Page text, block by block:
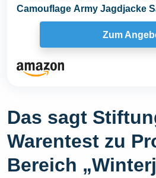
Camouflage Army Jagdjacke
Armee...
Zum
Das sagt
Warentest zu
Bereich